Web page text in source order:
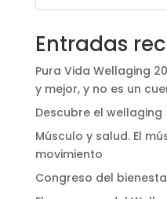
Entradas
Pura Vida Wellaging
y mejor, y no es un
Descubre el wellaging
Músculo y salud. El
movimiento
Congreso del